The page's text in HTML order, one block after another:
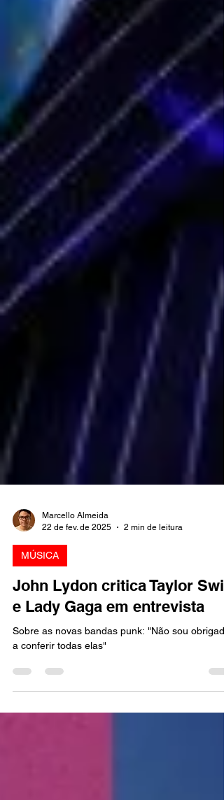
Marcello Almeida
22 de fev. de 2025
2 min de leitura
John Lydon critica Taylor Swift
e Lady Gaga em entrevista
a conferir todas elas"